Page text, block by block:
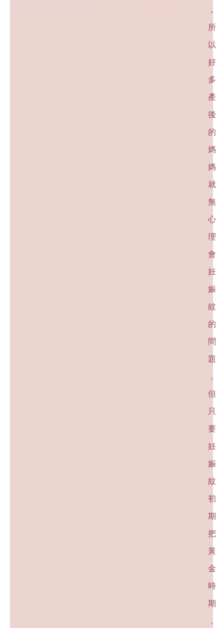
，
所
以
好
多
產
後
的
媽
媽
就
無
心
理
會
妊
娠
紋
的
問
題
，
但
只
要
妊
娠
紋
初
期
把
黃
金
時
期
，